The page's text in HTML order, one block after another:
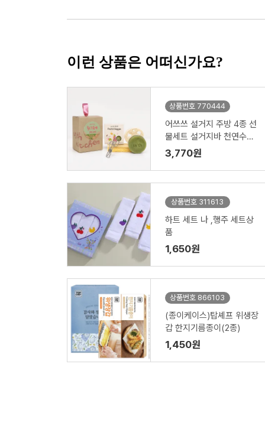
이런 상품은 어떠신가요?
상품번호 770444
어쓰쓰 설거지 주방 4종 선
물세트 설거지바 천연수세
미 제로웨이스트키트
3,770원
상품번호 311613
하트 세트 나 ,행주 세트상
품
1,650원
상품번호 866103
(종이케이스)탑셰프 위생장
갑 한지기름종이(2종)
1,450원